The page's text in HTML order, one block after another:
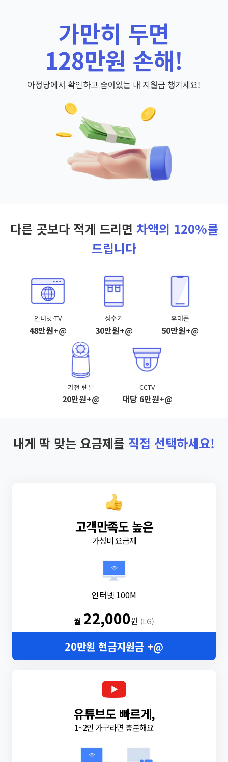
가만히 두면
128만원 손해!
아정당에서 확인하고 숨어있는 내 지원금 챙기세요!
다른 곳보다 적게 드리면 차액의 120%를
드립니다
인터넷·TV
48만원+@
정수기
30만원+@
휴대폰
50만원+@
가전 렌탈
20만원+@
CCTV
대당 6만원+@
내게 딱 맞는 요금제를 직접 선택하세요!
고객만족도 높은
가성비 요금제
인터넷 100M
월 22,000원 (LG)
20만원 현금지원금 +@
유튜브도 빠르게,
1~2인 가구라면 충분해요